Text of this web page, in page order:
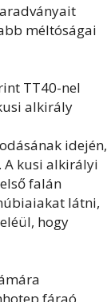
méltóságai
TT40-nel
alkirály
idején,
A kusi alkirályi
falán
látni,
hogy
fáraó